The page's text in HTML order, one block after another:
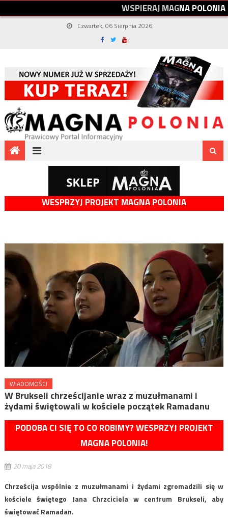
WSPIERAJMAGNAPOLONIA
Czwartek, 06 Sierpnia 2026
WESPRZYJ PROJEKT MAGNA POLONIA
WIADOMOŚCI
W Brukseli chrześcijanie wraz z muzułmanami i
żydami świętowali w kościele początek Ramadanu
PODOBA CI SIĘ TO CO ROBIMY? WESPRZYJ PROJEKT
MAGNA POLONIA!
20 maja 2018
Chrześcija wspólnie z muzułmanami i żydami zgromadzili się w
kościele świętego Jana Chrzciciela w centrum Brukseli, aby
świętować Ramadan.